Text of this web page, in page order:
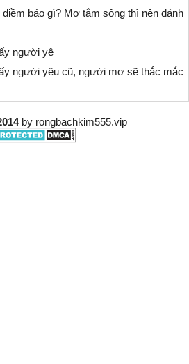
báo gì? Mơ tắm sông thì nên đánh
người yê
người yêu cũ, người mơ sẽ thắc mắc
by rongbachkim555.vip